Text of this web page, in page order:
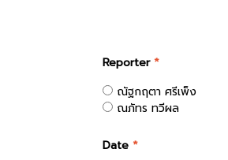
Reporter *
ณัฐกฤตา ศรีเพ็ง
ณภัทร ทวีผล
Date *